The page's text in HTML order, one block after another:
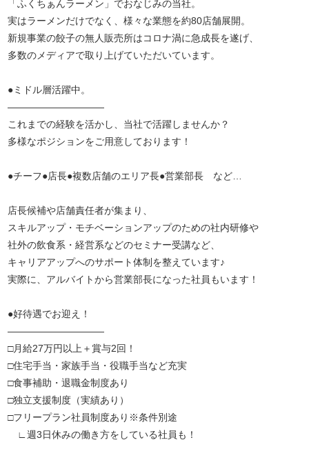
「ふくちぁんラーメン」でおなじみの当社。
実はラーメンだけでなく、様々な業態を約80店舗展開。
新規事業の餃子の無人販売所はコロナ渦に急成長を遂げ、
多数のメディアで取り上げていただいています。
●ミドル層活躍中。
――――――――――
これまでの経験を活かし、当社で活躍しませんか？
多様なポジションをご用意しております！
●チーフ●店長●複数店舗のエリア長●営業部長 など…
店長候補や店舗責任者が集まり、
スキルアップ・モチベーションアップのための社内研修や
社外の飲食系・経営系などのセミナー受講など、
キャリアアップへのサポート体制を整えています♪
実際に、アルバイトから営業部長になった社員もいます！
●好待遇でお迎え！
――――――――――
□月給27万円以上＋賞与2回！
□住宅手当・家族手当・役職手当など充実
□食事補助・退職金制度あり
□独立支援制度（実績あり）
□フリープラン社員制度あり※条件別途
∟週3日休みの働き方をしている社員も！